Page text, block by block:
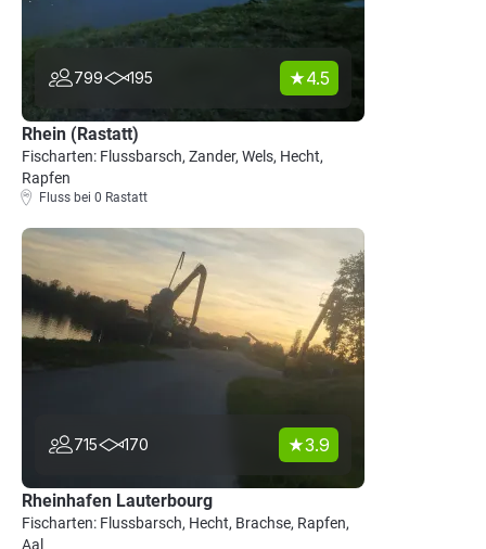
799 195 4.5
Rhein (Rastatt)
Fischarten: Flussbarsch, Zander, Wels, Hecht,
Rapfen
Fluss bei 0 Rastatt
715 170 3.9
Rheinhafen Lauterbourg
Fischarten: Flussbarsch, Hecht, Brachse, Rapfen,
Aal